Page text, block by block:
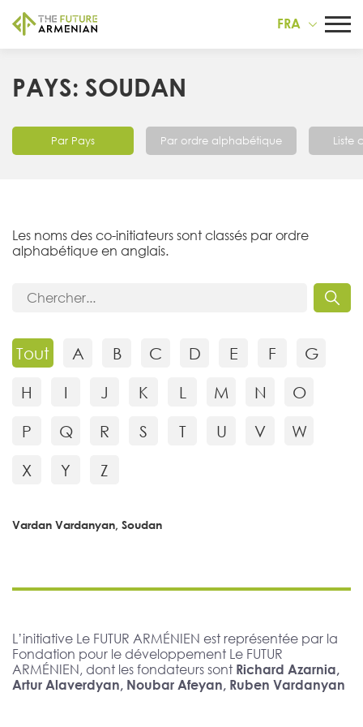
FRA
PAYS: SOUDAN
Par Pays Par ordre alphabétique Liste
Les noms des co-initiateurs sont classés par ordre
alphabétique en anglais.
Tout A B C D E F
G
H
I J K L M N
O
P
Q R S T U V
W
X
Y Z
Vardan Vardanyan, Soudan
L’initiative Le FUTUR ARMÉNIEN est représentée par la
Fondation pour le développement Le FUTUR
ARMÉNIEN, dont les fondateurs sont Richard Azarnia,
Artur Alaverdyan, Noubar Afeyan, Ruben Vardanyan